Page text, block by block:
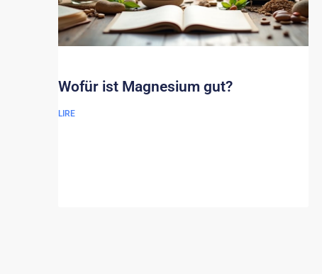
Wofür ist Magnesium gut?
LIRE